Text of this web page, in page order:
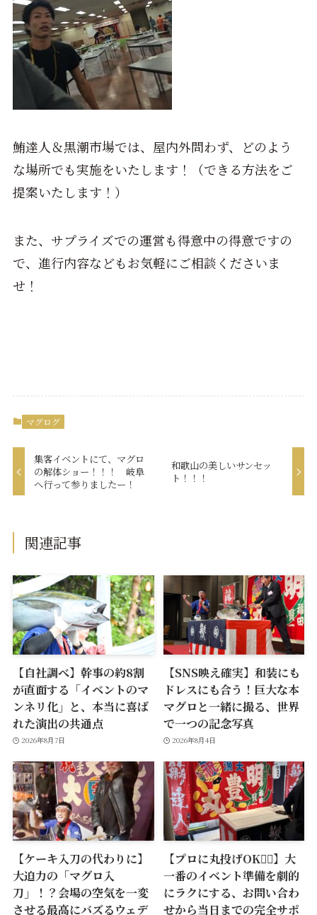
鮪達人＆黒潮市場では、屋内外問わず、どのよう
な場所でも実施をいたします！（できる方法をご
提案いたします！）
また、サプライズでの運営も得意中の得意ですの
で、進行内容などもお気軽にご相談くださいま
せ！
マグログ
集客イベントにて、マグロ
の解体ショー！！！ 岐阜
へ行って参りましたー！
和歌山の美しいサンセッ
ト！！！
関連記事
【自社調べ】幹事の約8割
が直面する「イベントのマ
ンネリ化」と、本当に喜ば
れた演出の共通点
2026年8月7日
【SNS映え確実】和装にも
ドレスにも合う！巨大な本
マグロと一緒に撮る、世界
で一つの記念写真
2026年8月4日
【ケーキ入刀の代わりに】
大迫力の「マグロ入
刀」！？会場の空気を一変
させる最高にバズるウェデ
【プロに丸投げOK🙆‍♂️】大
一番のイベント準備を劇的
にラクにする、お問い合わ
せから当日までの完全サポ